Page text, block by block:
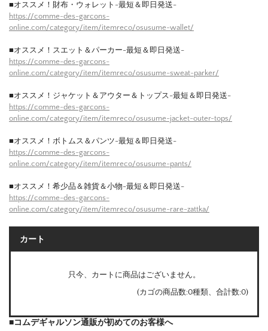
■オススメ！財布・ウォレット-最短＆即日発送-
https://comme-des-garcons-
online.com/category/item/itemreco/osusume-wallet/
■オススメ！スエット＆パーカー-最短＆即日発送-
https://comme-des-garcons-
online.com/category/item/itemreco/osusume-sweat-parker/
■オススメ！ジャケット＆アウター＆トップス-最短＆即日発送-
https://comme-des-garcons-
online.com/category/item/itemreco/osusume-jacket-outer-tops/
■オススメ！ボトムス＆パンツ-最短＆即日発送-
https://comme-des-garcons-
online.com/category/item/itemreco/osusume-pants/
■オススメ！希少品＆雑貨＆小物-最短＆即日発送-
https://comme-des-garcons-
online.com/category/item/itemreco/osusume-rare-zattka/
カート
只今、カートに商品はございません。
(カゴの商品数:0種類、合計数:0)
■コムデギャルソン通販が初めてのお客様へ